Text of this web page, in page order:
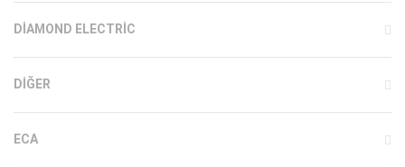
DIAMOND ELECTRIC
DIĞER
ECA